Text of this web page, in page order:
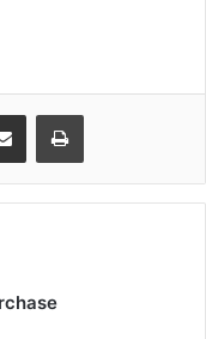
Share via Email Print